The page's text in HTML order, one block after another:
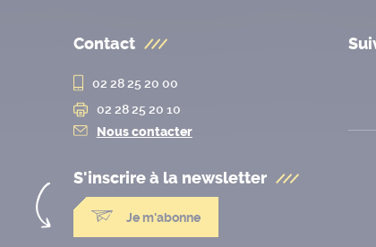
Contact
02 28 25 20 00
02 28 25 20 10
Nous contacter
S'inscrire à la newsletter
Je m'abonne